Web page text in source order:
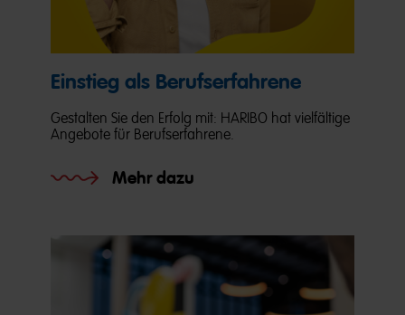
Einstieg als Berufserfahrene
Gestalten Sie den Erfolg mit: HARIBO hat vielfältige
Angebote für Berufserfahrene.
Mehr dazu